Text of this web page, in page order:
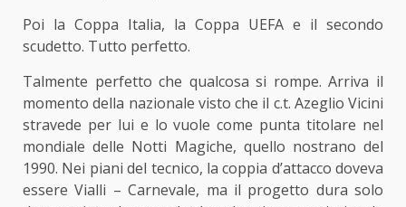
Poi la Coppa Italia, la Coppa UEFA e il secondo
scudetto. Tutto perfetto.
Talmente perfetto che qualcosa si rompe. Arriva il
momento della nazionale visto che il c.t. Azeglio Vicini
stravede per lui e lo vuole come punta titolare nel
mondiale delle Notti Magiche, quello nostrano del
1990. Nei piani del tecnico, la coppia d’attacco doveva
essere Vialli – Carnevale, ma il progetto dura solo